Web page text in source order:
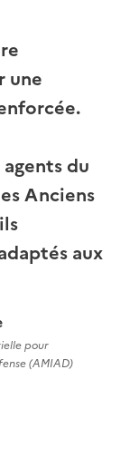
une
du
Anciens
aux
pour
(AMIAD)